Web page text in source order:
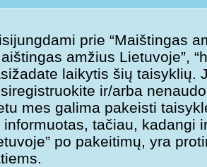
prie “Maištingas
amžius Lietuvoje”,
laikytis šių taisyklių.
ir/arba
mes galima pakeisti
informuotas, tačiau, kadangi
po pakeitimų, yra